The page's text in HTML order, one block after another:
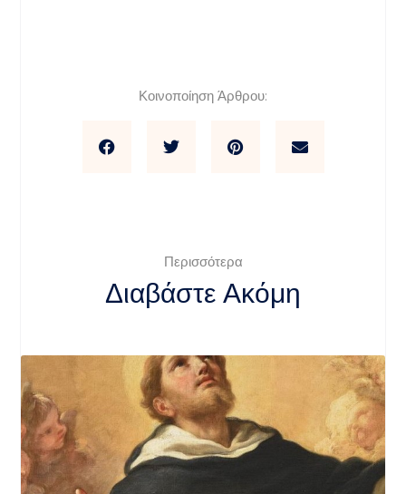
Κοινοποίηση Άρθρου:
Περισσότερα
Διαβάστε Ακόμη